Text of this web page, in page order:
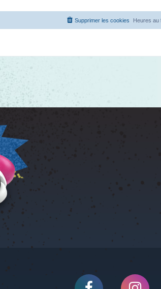
Heures au
Supprimer les cookies